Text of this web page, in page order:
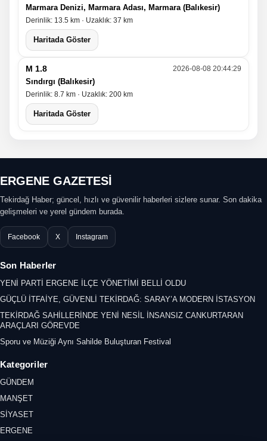
Marmara Denizi, Marmara Adası, Marmara (Balıkesir)
Derinlik: 13.5 km · Uzaklık: 37 km
Haritada Göster
M 1.8 2026-08-08 20:44:29
Sındırgı (Balıkesir)
Derinlik: 8.7 km · Uzaklık: 200 km
Haritada Göster
ERGENE GAZETESİ
Tekirdağ Haber; güncel, hızlı ve güvenilir haberleri sizlere sunar. Son dakika
gelişmeleri ve yerel gündem burada.
Facebook X Instagram
Son Haberler
YENİ PARTİ ERGENE İLÇE YÖNETİMİ BELLİ OLDU
GÜÇLÜ İTFAİYE, GÜVENLİ TEKİRDAĞ: SARAY’A MODERN İSTASYON
TEKİRDAĞ SAHİLLERİNDE YENİ NESİL İNSANSIZ CANKURTARAN
ARAÇLARI GÖREVDE
Sporu ve Müziği Aynı Sahilde Buluşturan Festival
Kategoriler
GÜNDEM
MANŞET
SİYASET
ERGENE